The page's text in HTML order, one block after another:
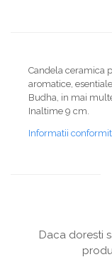
Candela ceramica
aromatice,
Budha, in mai
Inaltime 9 cm.
Informatii
Daca doresti